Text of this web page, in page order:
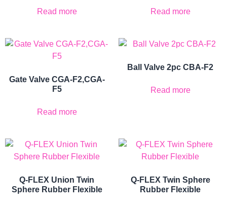
Read more Read more
Gate Valve CGA-F2,CGA-
F5
Read more
Ball Valve 2pc CBA-F2
Read more
Q-FLEX Union Twin
Sphere Rubber Flexible
Q-FLEX Twin Sphere
Rubber Flexible